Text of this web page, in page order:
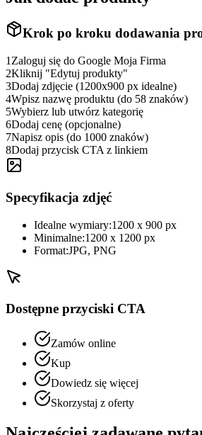
Krok po kroku dodawania
1 Zaloguj się do Google Moja Firma
2Kliknij "Edytuj produkty"
3Dodaj zdjęcie (1200x900 px idealne)
4Wpisz nazwę produktu (do 58 znaków)
5Wybierz lub utwórz kategorię
6Dodaj cenę (opcjonalne)
7Napisz opis (do 1000 znaków)
8Dodaj przycisk CTA z linkiem
Specyfikacja zdjęć
Idealne wymiary:1200 x 900 px
Minimalne:1200 x 1200 px
Format:JPG, PNG
Dostępne przyciski CTA
Zamów online
Kup
Dowiedz się więcej
Skorzystaj z oferty